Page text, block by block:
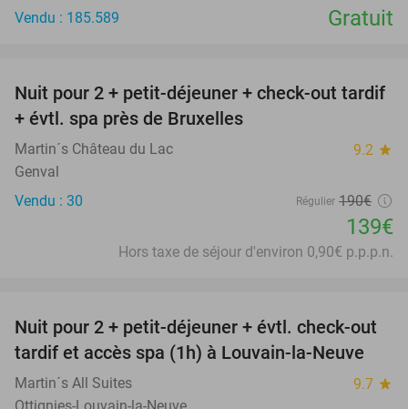
Vendu : 185.589
Gratuit
27%
Nuit pour 2 + petit-déjeuner + check-out tardif
+ évtl. spa près de Bruxelles
Martin´s Château du Lac 9.2 star
Genval
Vendu : 30
Régulier 190€
139€
Hors taxe de séjour d'environ 0,90€ p.p.p.n.
48%
Nuit pour 2 + petit-déjeuner + évtl. check-out
tardif et accès spa (1h) à Louvain-la-Neuve
Martin´s All Suites 9.7 star